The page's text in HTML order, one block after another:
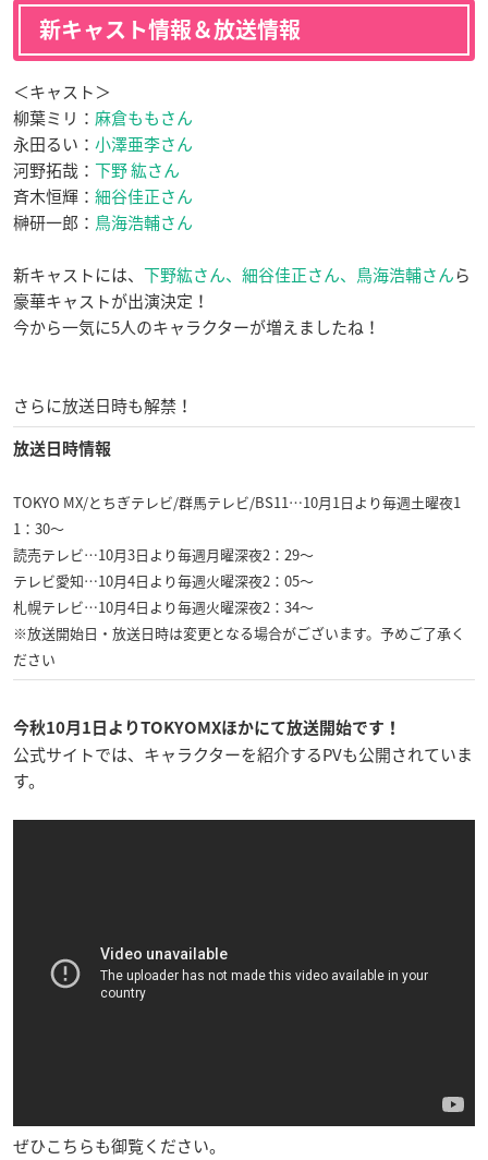
新キャスト情報＆放送情報
＜キャスト＞
柳葉ミリ： 麻倉ももさん
永田るい： 小澤亜李さん
河野拓哉： 下野 紘さん
斉木恒輝： 細谷佳正さん
榊研一郎： 鳥海浩輔さん
新キャストには、 下野紘さん、細谷佳正さん、鳥海浩輔さんら
豪華キャストが出演決定！
今から一気に5人のキャラクターが増えましたね！
さらに放送日時も解禁！
放送日時情報
TOKYO MX/とちぎテレビ/群馬テレビ/BS11…10月1日より毎週土曜夜1
1：30～
読売テレビ…10月3日より毎週月曜深夜2：29～
テレビ愛知…10月4日より毎週火曜深夜2：05～
札幌テレビ…10月4日より毎週火曜深夜2：34～
※放送開始日・放送日時は変更となる場合がございます。予めご了承く
ださい
今秋10月1日よりTOKYOMXほかにて放送開始です！
公式サイトでは、キャラクターを紹介するPVも公開されていま
す。
ぜひこちらも御覧ください。